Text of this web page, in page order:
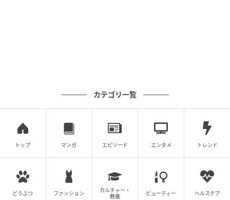
のも嬉しいポイントです。
春夏コーデの即戦力になりそうなミニT
カテゴリ一覧
トップ マンガ エピソード エンタメ トレンド
どうぶつ ファッション
カルチャー・
教養
ビューティー ヘルスケア